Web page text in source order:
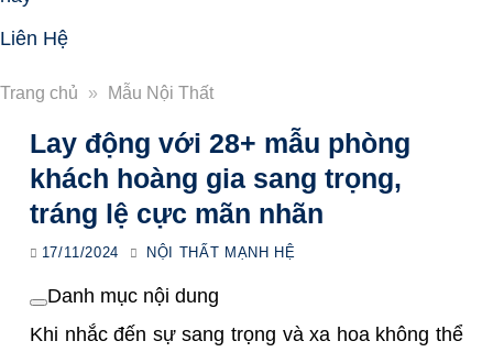
Liên Hệ
Trang chủ » Mẫu Nội Thất
Lay động với 28+ mẫu phòng
khách hoàng gia sang trọng,
tráng lệ cực mãn nhãn
17/11/2024 NỘI THẤT MẠNH HỆ
Danh mục nội dung
Khi nhắc đến sự sang trọng và xa hoa không thể